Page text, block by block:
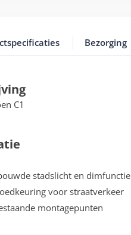
Bezorging
C1
stadslicht en dimfunctie
voor straatverkeer
montagepunten